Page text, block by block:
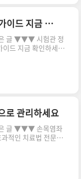
차등 지급됩니다. 일
급자는 50만원을 받
경제 회복을 위한 정책
비를 촉진하기 위한 것
지원금 25만원을 신
다:주민등록증을 준
시험관 정부지원 조건과 비용 완벽 가이드 지금 확인하세요
글 ▼▼▼ 시험관 정
이드 지금 확인하세요
하신가요? 많은 분들
비용에 대해 고민하
찾는 것이 쉽지 않
를 모두 확인해보세
고 있습니다. 정부에
부담을 덜어주고, 더
록 돕는 역할을 합니
지원의 조건과 비용을
조건과 비용 분석 1.
정부지원을 받기 위
로 관리하세요
글 ▼▼▼ 손목염좌
적인 치료법 전문가
15분 스트레칭으로
일상이 힘들지 않나
고통받고 있지만,
사실을 알고 계셨나